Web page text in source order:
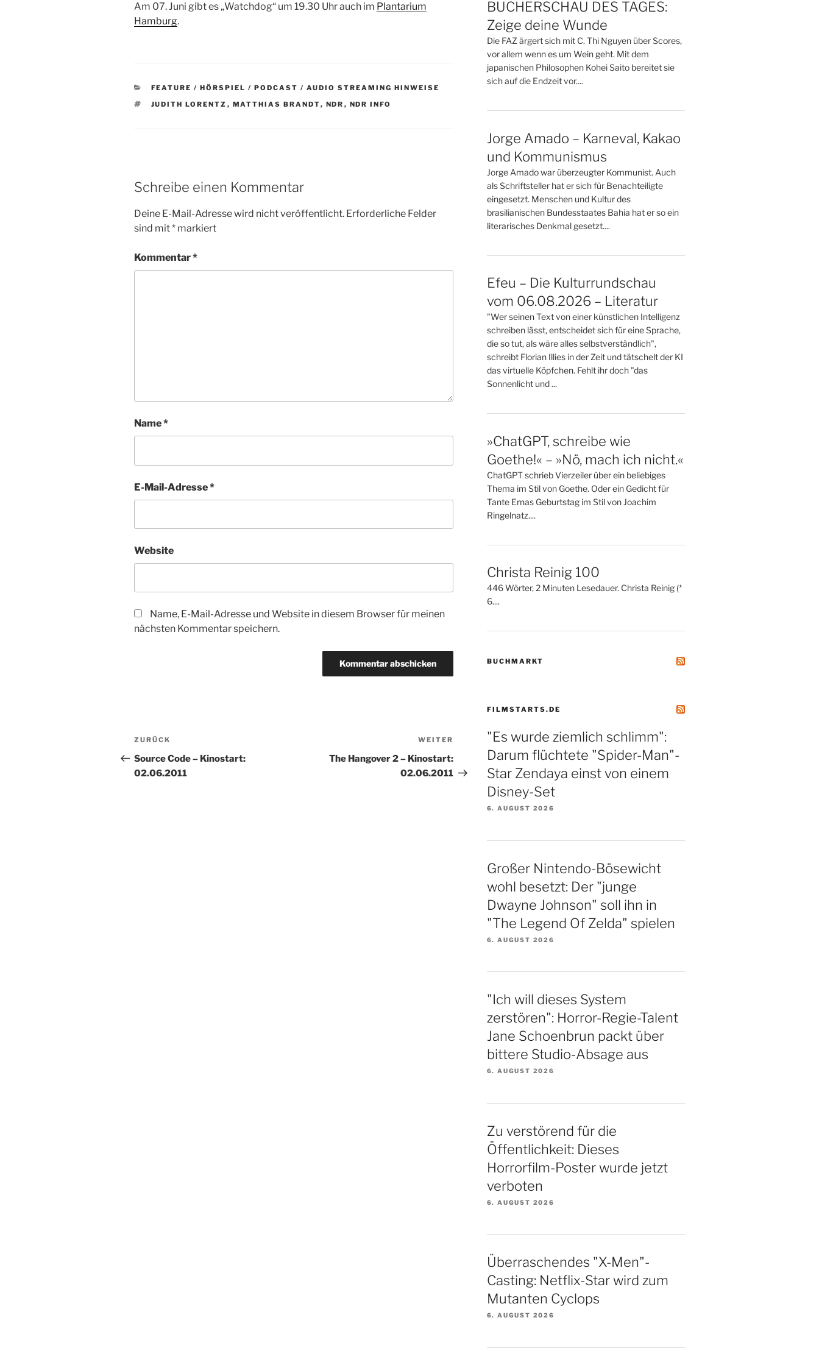
Am 07. Juni gibt es „Watchdog“ um 19.30 Uhr auch im Plantarium
Hamburg.
KATEGORIEN
FEATURE / HÖRSPIEL / PODCAST / AUDIO STREAMING HINWEISE
SCHLAGWÖRTER
JUDITH LORENTZ , MATTHIAS BRANDT, NDR , NDR INFO
Schreibe einen Kommentar
Deine E-Mail-Adresse wird nicht veröffentlicht. Erforderliche Felder
sind mit* markiert
Kommentar*
Name*
E-Mail-Adresse*
Website
Name, E-Mail-Adresse und Website in diesem Browser für meinen
nächsten Kommentar speichern.
Beitragsnavigation
Vorheriger
Beitrag
ZURÜCK
Source Code – Kinostart:
02.06.2011
Nächster
Beitrag
WEITER
The Hangover 2 – Kinostart:
02.06.2011
BÜCHERSCHAU DES TAGES:
Zeige deine Wunde
Die FAZ ärgert sich mit C. Thi Nguyen über Scores,
vor allem wenn es um Wein geht. Mit dem
japanischen Philosophen Kohei Saito bereitet sie
sich auf die Endzeit vor....
Jorge Amado – Karneval, Kakao
und Kommunismus
Jorge Amado war überzeugter Kommunist. Auch
als Schriftsteller hat er sich für Benachteiligte
eingesetzt. Menschen und Kultur des
brasilianischen Bundesstaates Bahia hat er so ein
literarisches Denkmal gesetzt....
Efeu – Die Kulturrundschau
vom 06.08.2026 – Literatur
"Wer seinen Text von einer künstlichen Intelligenz
schreiben lässt, entscheidet sich für eine Sprache,
die so tut, als wäre alles selbstverständlich",
schreibt Florian Illies in der Zeit und tätschelt der KI
das virtuelle Köpfchen. Fehlt ihr doch "das
Sonnenlicht und ...
»ChatGPT, schreibe wie
Goethe!« – »Nö, mach ich nicht.«
ChatGPT schrieb Vierzeiler über ein beliebiges
Thema im Stil von Goethe. Oder ein Gedicht für
Tante Ernas Geburtstag im Stil von Joachim
Ringelnatz....
Christa Reinig 100
446 Wörter, 2 Minuten Lesedauer. Christa Reinig (*
6....
BUCHMARKT
FILMSTARTS.DE
"Es wurde ziemlich schlimm":
Darum flüchtete "Spider-Man"-
Star Zendaya einst von einem
Disney-Set
6. AUGUST 2026
Großer Nintendo-Bösewicht
wohl besetzt: Der "junge
Dwayne Johnson" soll ihn in
"The Legend Of Zelda" spielen
6. AUGUST 2026
"Ich will dieses System
zerstören": Horror-Regie-Talent
Jane Schoenbrun packt über
bittere Studio-Absage aus
6. AUGUST 2026
Zu verstörend für die
Öffentlichkeit: Dieses
Horrorfilm-Poster wurde jetzt
verboten
6. AUGUST 2026
Überraschendes "X-Men"-
Casting: Netflix-Star wird zum
Mutanten Cyclops
6. AUGUST 2026